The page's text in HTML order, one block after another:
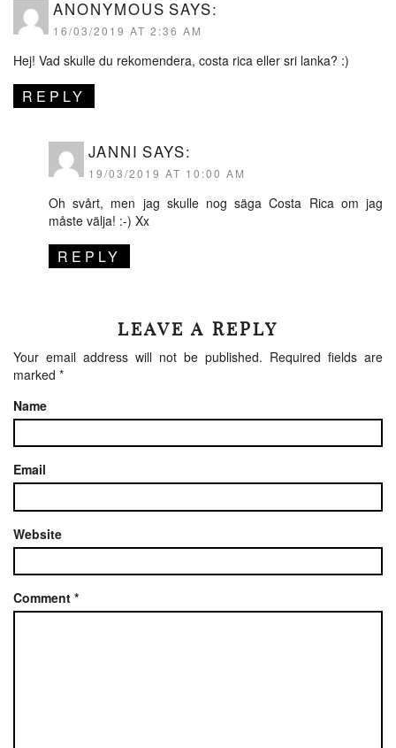
ANONYMOUS SAYS:
16/03/2019 AT 2:36 AM
Hej! Vad skulle du rekomendera, costa rica eller sri lanka? :)
REPLY
JANNI SAYS:
19/03/2019 AT 10:00 AM
Oh svårt, men jag skulle nog säga Costa Rica om jag
måste välja! :-) Xx
REPLY
LEAVE A REPLY
Your email address will not be published. Required fields are
marked *
Name
Email
Website
Comment *